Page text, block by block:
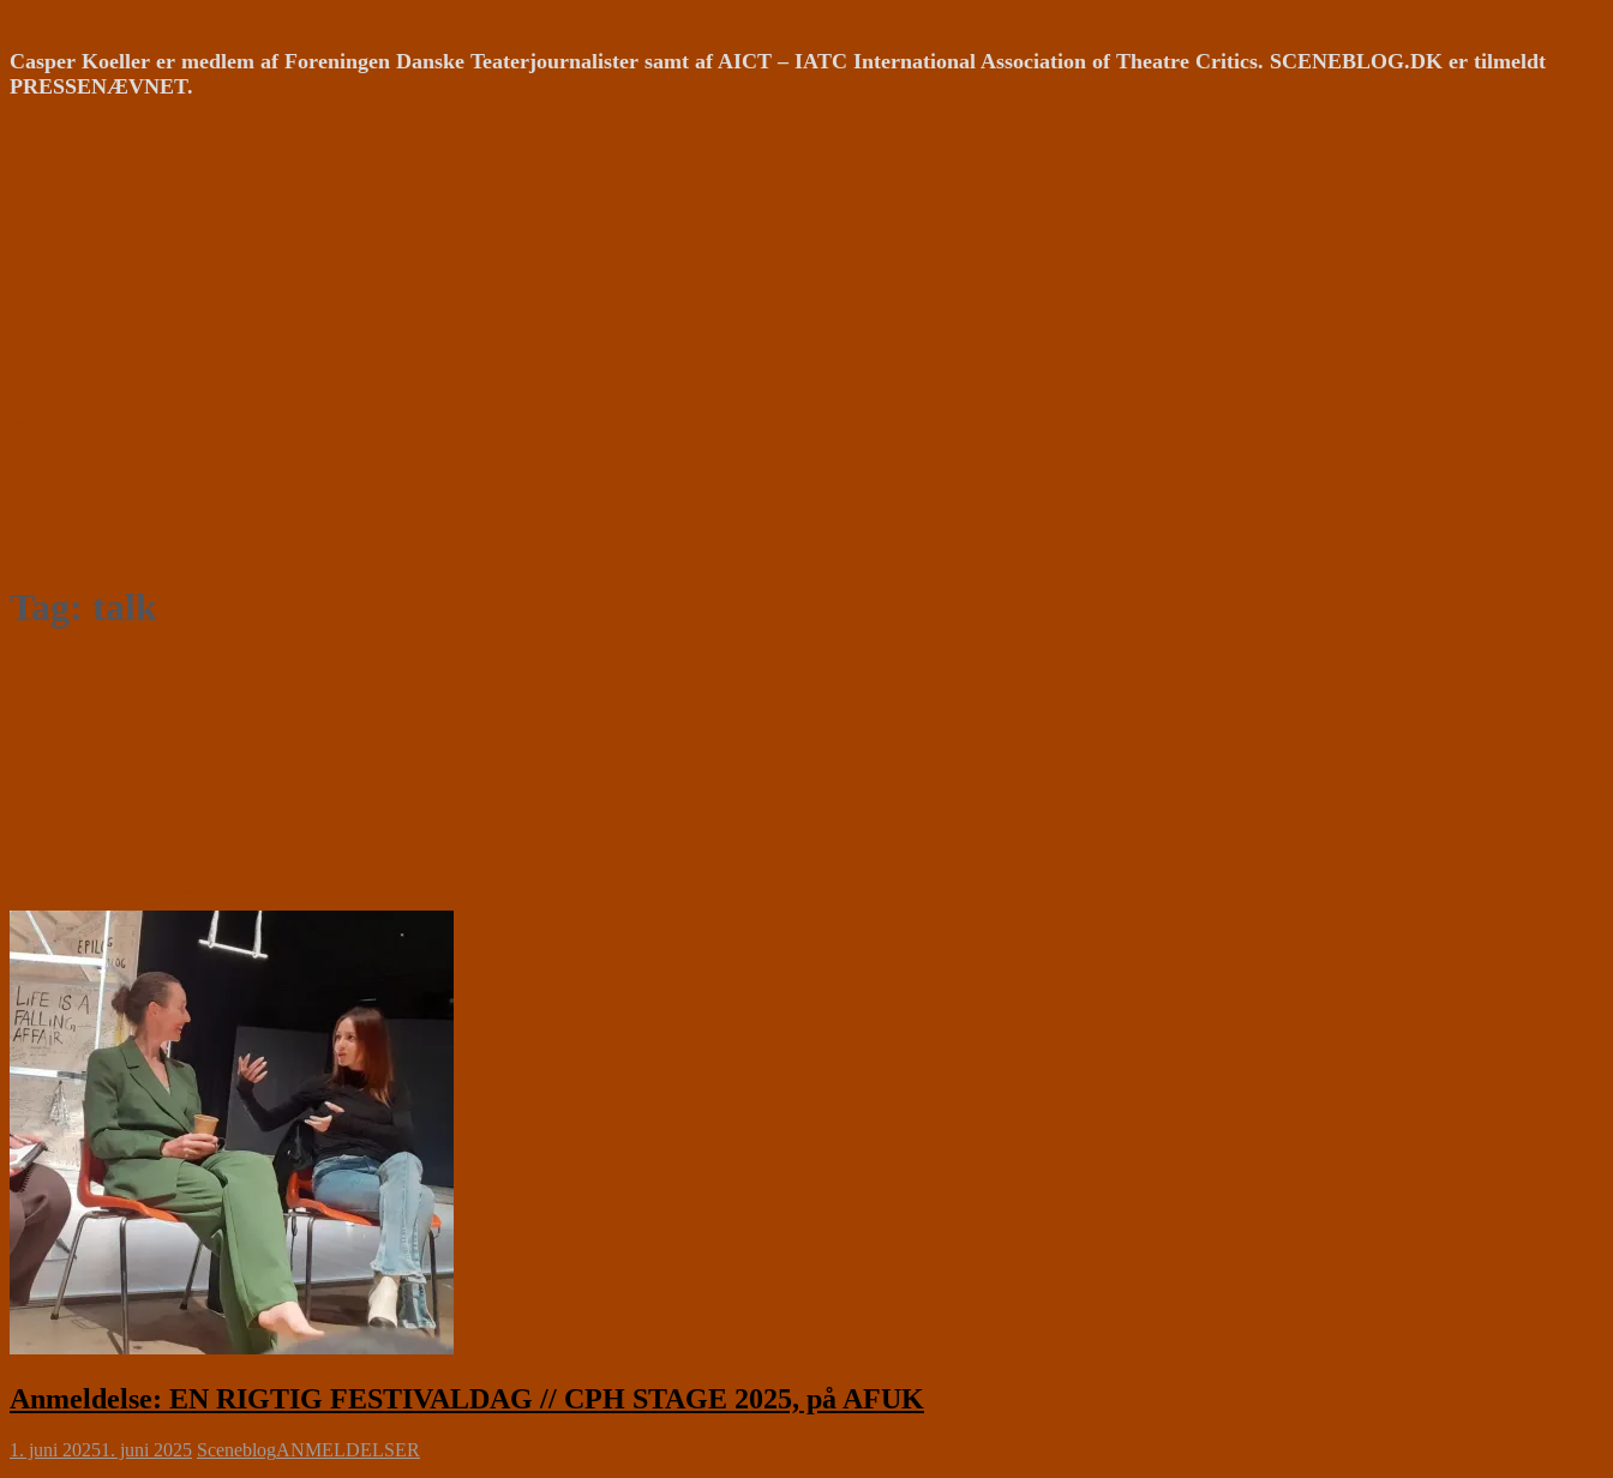
Casper Koeller er medlem af Foreningen Danske Teaterjournalister samt af AICT – IATC International Association of Theatre Critics. SCENEBLOG.DK er tilmeldt
PRESSENÆVNET.
Tag: talk
Anmeldelse: EN RIGTIG FESTIVALDAG // CPH STAGE 2025, på AFUK
1. juni 20251. juni 2025 SceneblogANMELDELSER